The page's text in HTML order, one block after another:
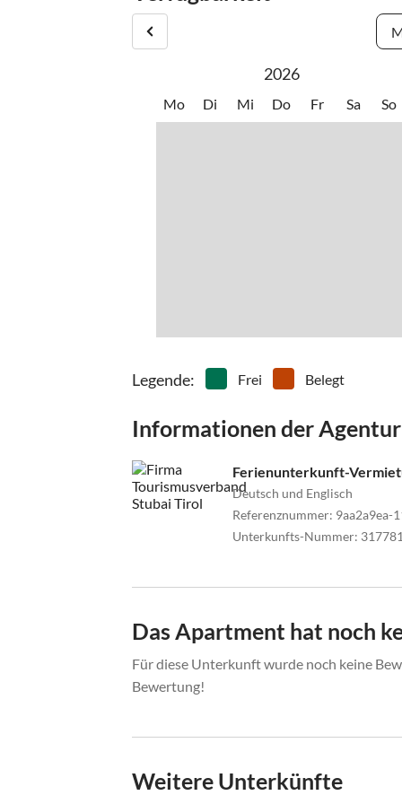
2026
Mo Di Mi Do Fr Sa So
Legende: Frei Belegt
Informationen der Agentur
Ferienunterkunft-
Deutsch und Englisch
Referenznummer: 9aa2a9ea-
Unterkunfts-Nummer: 317781
Das Apartment hat noch
Für diese Unterkunft wurde noch keine
Bewertung!
Weitere Unterkünfte